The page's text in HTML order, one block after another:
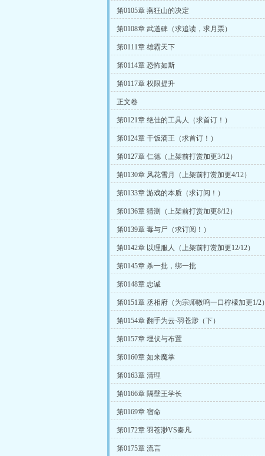
第0105章 燕狂山的决定
第0108章 武道碑（求追读，求月票）
第0111章 雄霸天下
第0114章 恐怖如斯
第0117章 权限提升
正文卷
第0121章 绝佳的工具人（求首订！）
第0124章 干饭滴王（求首订！）
第0127章 仁德（上架前打赏加更3/12）
第0130章 风花雪月（上架前打赏加更4/12）
第0133章 游戏的本质（求订阅！）
第0136章 猜测（上架前打赏加更8/12）
第0139章 毒与尸（求订阅！）
第0142章 以理服人（上架前打赏加更12/12）
第0145章 杀一批，绑一批
第0148章 忠诚
第0151章 丞相府（为宗师嗷呜一口柠檬加更1/2）
第0154章 翻手为云·羽苍渺（下）
第0157章 埋伏与布置
第0160章 如来魔掌
第0163章 清理
第0166章 隔壁王学长
第0169章 宿命
第0172章 羽苍渺VS秦凡
第0175章 流言